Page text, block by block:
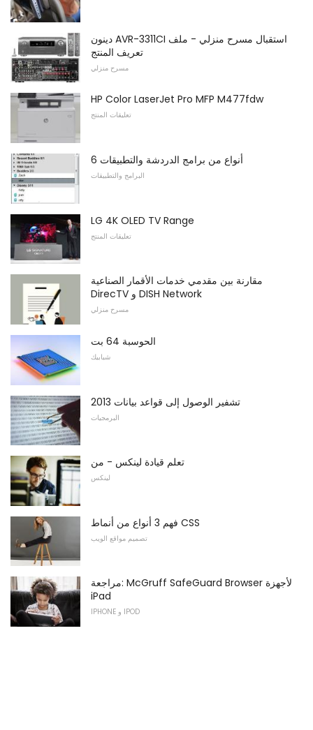
دينون AVR-3311CI استقبال مسرح منزلي - ملف
تعريف المنتج
مسرح منزلي
HP Color LaserJet Pro MFP M477fdw
تعليقات المنتج
6 أنواع من برامج الدردشة والتطبيقات
البرامج والتطبيقات
LG 4K OLED TV Range
تعليقات المنتج
مقارنة بين مقدمي خدمات الأقمار الصناعية
DirecTV و DISH Network
مسرح منزلي
الحوسبة 64 بت
شبابيك
تشفير الوصول إلى قواعد بيانات 2013
البرمجيات
تعلم قيادة لينكس - من
لينكس
فهم 3 أنواع من أنماط CSS
تصميم مواقع الويب
مراجعة: McGruff SafeGuard Browser لأجهزة
iPad
IPHONE و IPOD